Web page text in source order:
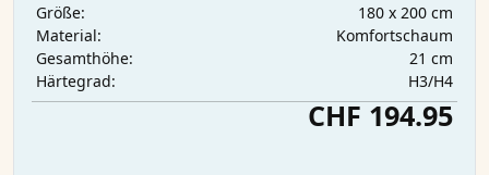
Größe:
180 x 200 cm
Material:
Komfortschaum
Gesamthöhe:
21 cm
Härtegrad:
H3/H4
CHF 194.95